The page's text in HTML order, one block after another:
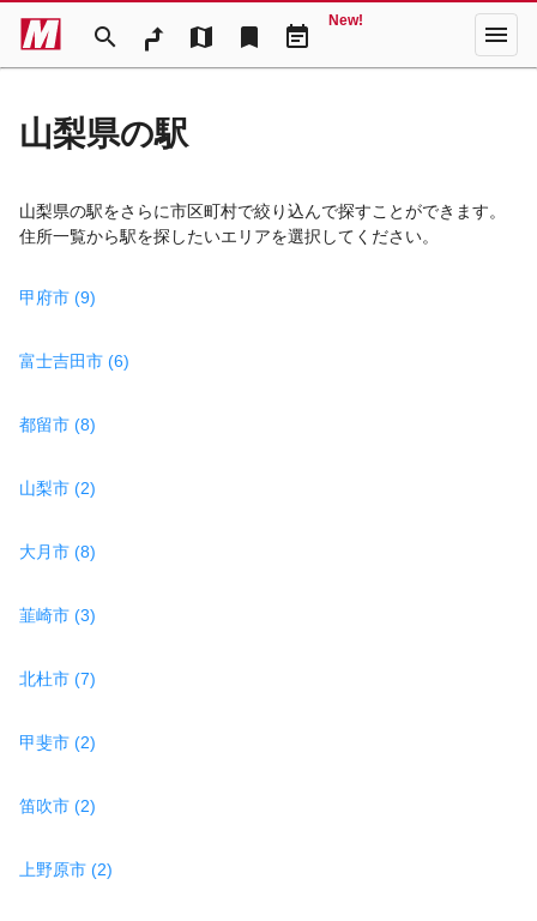
search map bookmark event_note
New! menu
山梨県の駅
山梨県の駅をさらに市区町村で絞り込んで探すことができます。
住所一覧から駅を探したいエリアを選択してください。
甲府市 (9)
富士吉田市 (6)
都留市 (8)
山梨市 (2)
大月市 (8)
韮崎市 (3)
北杜市 (7)
甲斐市 (2)
笛吹市 (2)
上野原市 (2)